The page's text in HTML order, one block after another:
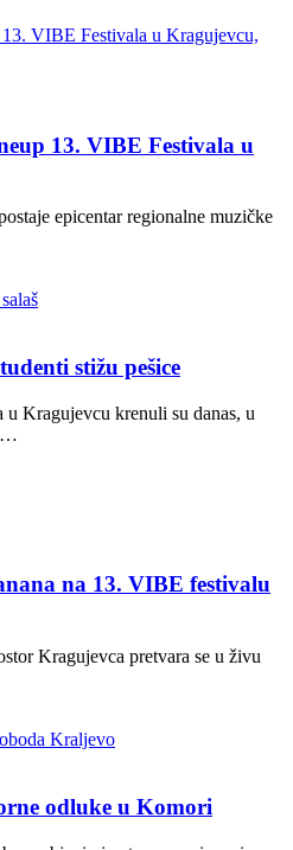
13. VIBE Festivala u
epicentar regionalne muzičke
stižu pešice
Kragujevcu krenuli su danas, u
na 13. VIBE festivalu
Kragujevca pretvara se u živu
odluke u Komori